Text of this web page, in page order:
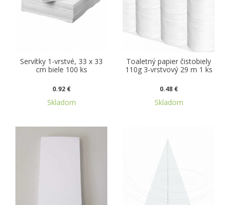
Servítky 1-vrstvé, 33 x 33
cm biele 100 ks
0.92 €
Skladom
Toaletný papier čistobiely
110g 3-vrstvový 29 m 1 ks
0.48 €
Skladom